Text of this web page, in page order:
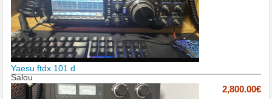
Yaesu ftdx 101 d
Salou
2,800.00€